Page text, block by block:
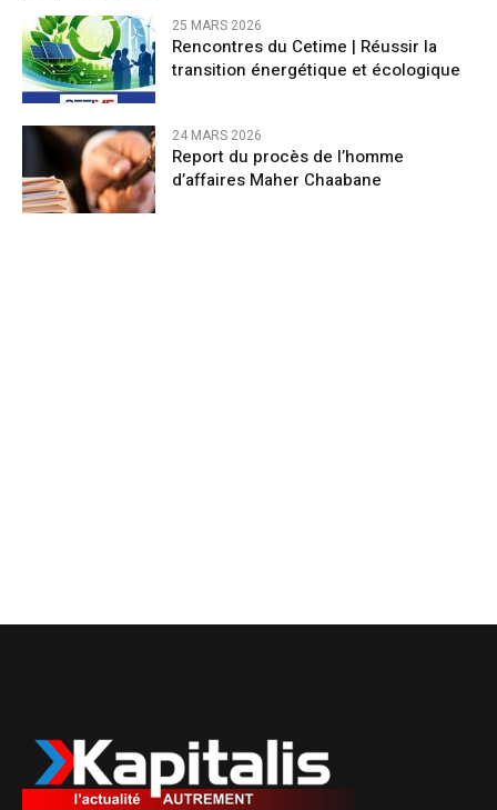
25 MARS 2026
Rencontres du Cetime | Réussir la
transition énergétique et écologique
24 MARS 2026
Report du procès de l’homme
d’affaires Maher Chaabane